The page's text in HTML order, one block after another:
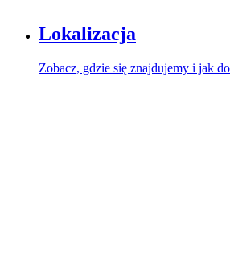
Lokalizacja
Zobacz, gdzie się znajdujemy i jak